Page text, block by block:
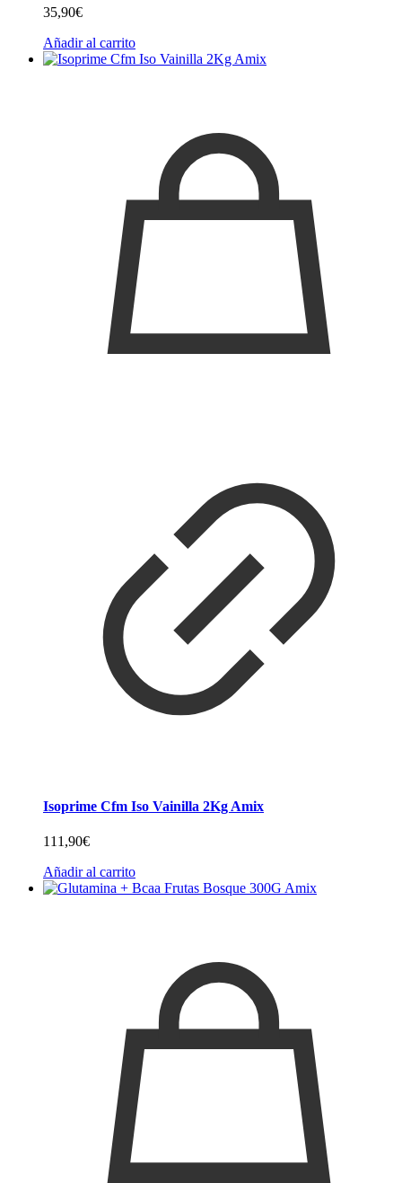
35,90€
Añadir al carrito
Isoprime Cfm Iso Vainilla 2Kg Amix
111,90€
Añadir al carrito